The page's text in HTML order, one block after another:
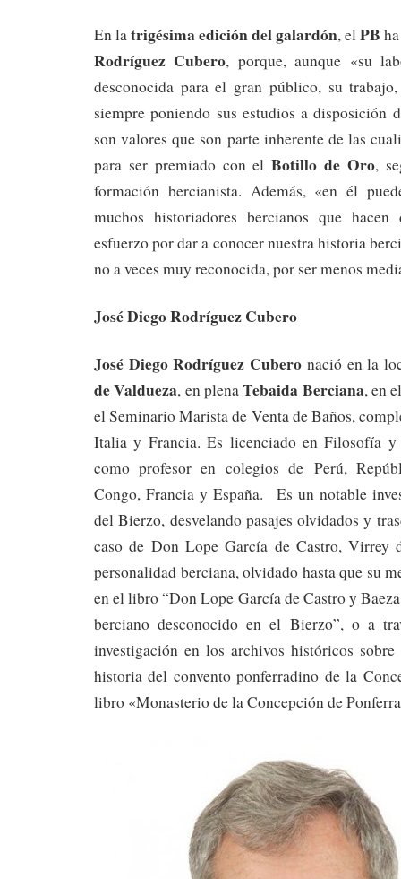
En latrigésima edición del galardón, elPB
Rodríguez Cubero, porque, aunque «su
desconocida para el gran público, su
siempre poniendo sus estudios a disposición
son valores que son parte inherente de las
para ser premiado con elBotillo de Oro,
formación bercianista. Además, «en él
muchos historiadores bercianos que
esfuerzo por dar a conocer nuestra historia
no a veces muy reconocida, por ser menos
José Diego Rodríguez Cubero
José Diego Rodríguez Cubero nació en la
de Valdueza, en plenaTebaida Berciana, en
el Seminario Marista de Venta de Baños,
Italia y Francia. Es licenciado en Filosofía
como profesor en colegios de Perú,
Congo, Francia y España. Es un notable
del Bierzo, desvelando pasajes olvidados y
caso de Don Lope García de Castro, Virrey
personalidad berciana, olvidado hasta que su
en el libro “Don Lope García de Castro y
berciano desconocido en el Bierzo”, o a
investigación en los archivos históricos
historia del convento ponferradino de la
libro «Monasterio de la Concepción de